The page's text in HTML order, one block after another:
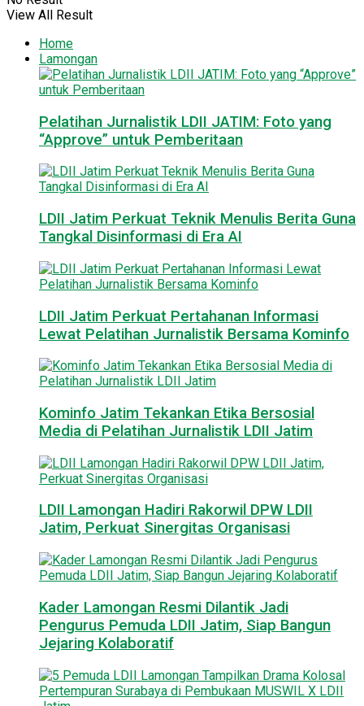
View All Result
Home
Lamongan
Pelatihan Jurnalistik LDII JATIM: Foto yang
“Approve” untuk Pemberitaan
LDII Jatim Perkuat Teknik Menulis Berita Guna
Tangkal Disinformasi di Era AI
LDII Jatim Perkuat Pertahanan Informasi
Lewat Pelatihan Jurnalistik Bersama Kominfo
Kominfo Jatim Tekankan Etika Bersosial
Media di Pelatihan Jurnalistik LDII Jatim
LDII Lamongan Hadiri Rakorwil DPW LDII
Jatim, Perkuat Sinergitas Organisasi
Kader Lamongan Resmi Dilantik Jadi
Pengurus Pemuda LDII Jatim, Siap Bangun
Jejaring Kolaboratif